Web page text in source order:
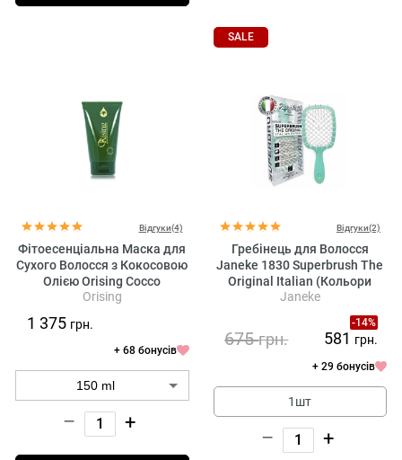
Відгуки(4)
Фітоесенціальна Маска для
Сухого Волосся з Кокосовою
Олією Orising Cocco
Orising
1 375 грн.
+ 68 бонусів
– +
SALE
Відгуки(2)
Гребінець для Волосся
Janeke 1830 Superbrush The
Original Italian (Кольори
Гребінця Уточнювати у
Janeke
-14%
675грн. 581 грн.
+ 29 бонусів
1шт
– +